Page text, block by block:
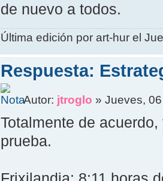
de nuevo a todos.
Última edición por art-hur el
Respuesta:
Autor: jtroglo » Jueves,
Totalmente de
prueba.